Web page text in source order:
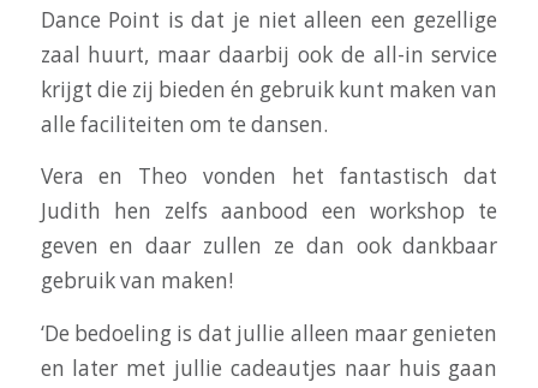
Dance Point is dat je niet alleen een gezellige
zaal huurt, maar daarbij ook de all-in service
krijgt die zij bieden én gebruik kunt maken van
alle faciliteiten om te dansen.
Vera en Theo vonden het fantastisch dat
Judith hen zelfs aanbood een workshop te
geven en daar zullen ze dan ook dankbaar
gebruik van maken!
‘De bedoeling is dat jullie alleen maar genieten
en later met jullie cadeautjes naar huis gaan